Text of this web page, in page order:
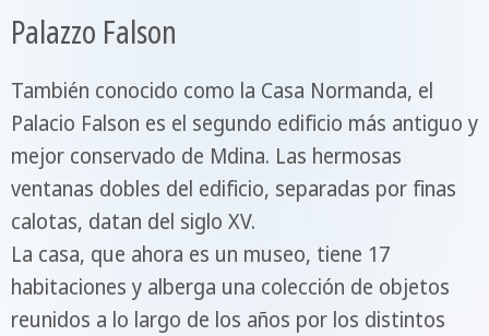
Palazzo Falson
También conocido como la Casa Normanda, el
Palacio Falson es el segundo edificio más antiguo y
mejor conservado de Mdina. Las hermosas
ventanas dobles del edificio, separadas por finas
calotas, datan del siglo XV.
La casa, que ahora es un museo, tiene 17
habitaciones y alberga una colección de objetos
reunidos a lo largo de los años por los distintos